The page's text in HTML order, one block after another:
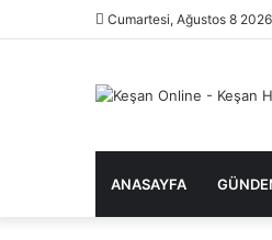
Cumartesi, Ağustos 8 2026
ANASAYFA